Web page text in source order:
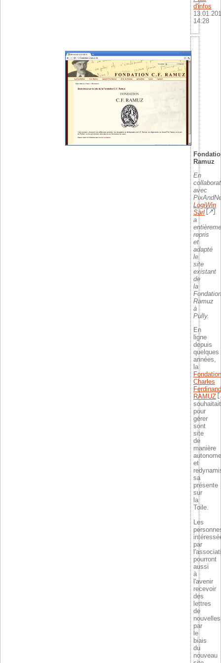
d'infos
14:28
Ramuz
En
avec
LogiWin
Sàrl
a
repris
et
adapté
le
site
existant
de
la
Fondation
Ramuz
à
Pully.
En
ligne
depuis
quelques
années,
la
Fondation
Charles
Ferdinand
RAMUZ
souhaitait
pour
gérer
sont
site
de
manière
autonome
et
sa
présente
sur
la
Toile.
Les
par
pourront
aussi
à
l'avenir
recevoir
des
lettres
de
nouvelles
par
le
biais
du
nouveau